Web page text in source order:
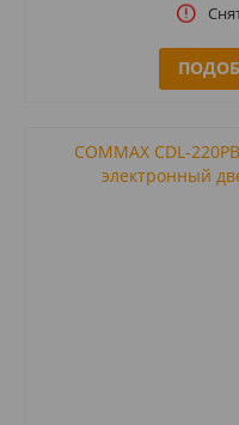
COMMAX CDL-
электронный